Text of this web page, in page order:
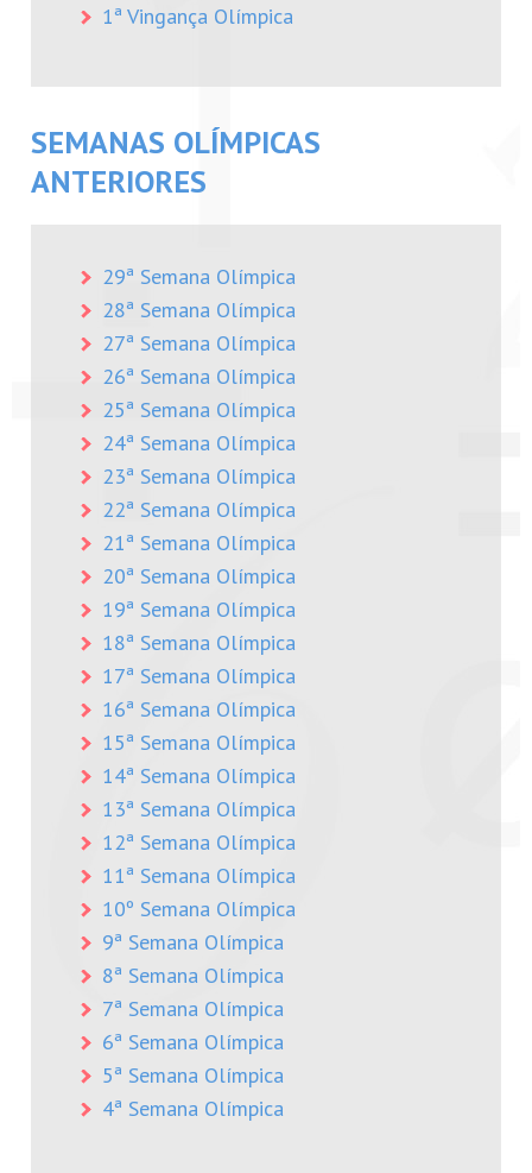
1ª Vingança Olímpica
SEMANAS OLÍMPICAS
ANTERIORES
29ª Semana Olímpica
28ª Semana Olímpica
27ª Semana Olímpica
26ª Semana Olímpica
25ª Semana Olímpica
24ª Semana Olímpica
23ª Semana Olímpica
22ª Semana Olímpica
21ª Semana Olímpica
20ª Semana Olímpica
19ª Semana Olímpica
18ª Semana Olímpica
17ª Semana Olímpica
16ª Semana Olímpica
15ª Semana Olímpica
14ª Semana Olímpica
13ª Semana Olímpica
12ª Semana Olímpica
11ª Semana Olímpica
10º Semana Olímpica
9ª Semana Olímpica
8ª Semana Olímpica
7ª Semana Olímpica
6ª Semana Olímpica
5ª Semana Olímpica
4ª Semana Olímpica